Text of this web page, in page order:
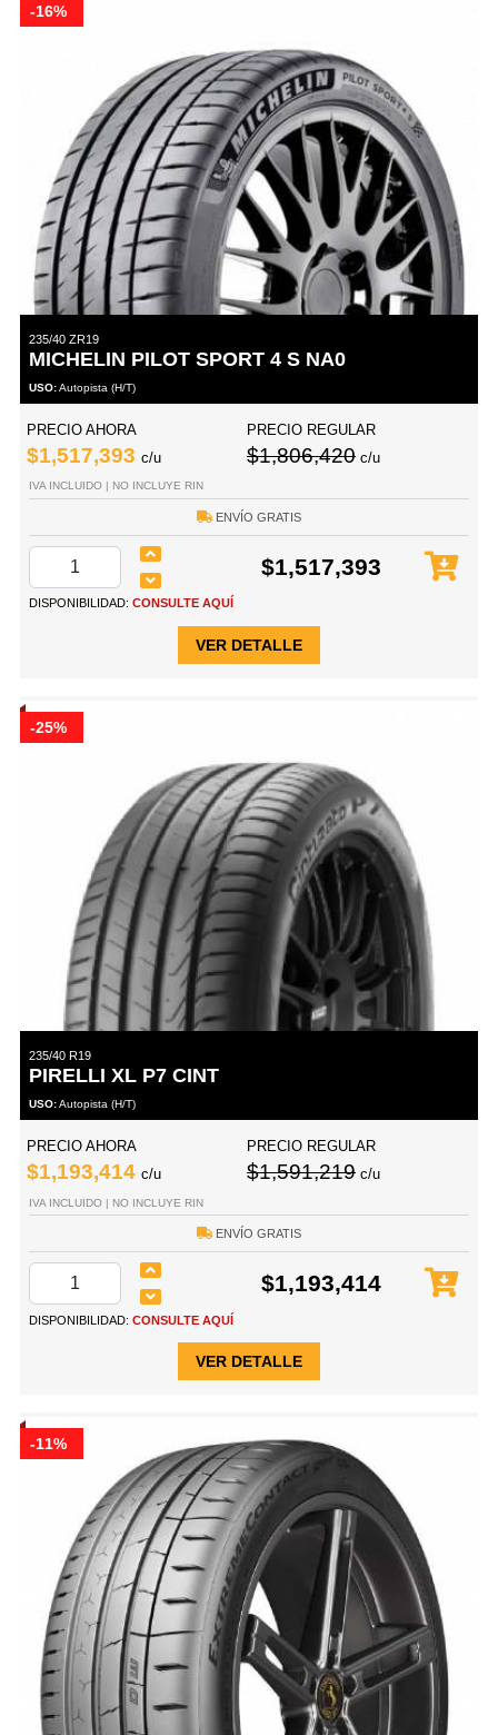
-16%
235/40 ZR19
MICHELIN PILOT SPORT 4 S NA0
USO:Autopista (H/T)
PRECIO AHORA
$1,517,393 c/u
PRECIO REGULAR
$1,806,420 c/u
IVA INCLUIDO | NO INCLUYE RIN
ENVÍO GRATIS
$1,517,393
DISPONIBILIDAD: CONSULTE AQUÍ
VER DETALLE
-25%
235/40 R19
PIRELLI XL P7 CINT
USO:Autopista (H/T)
PRECIO AHORA
$1,193,414 c/u
PRECIO REGULAR
$1,591,219 c/u
IVA INCLUIDO | NO INCLUYE RIN
ENVÍO GRATIS
$1,193,414
DISPONIBILIDAD: CONSULTE AQUÍ
VER DETALLE
-11%